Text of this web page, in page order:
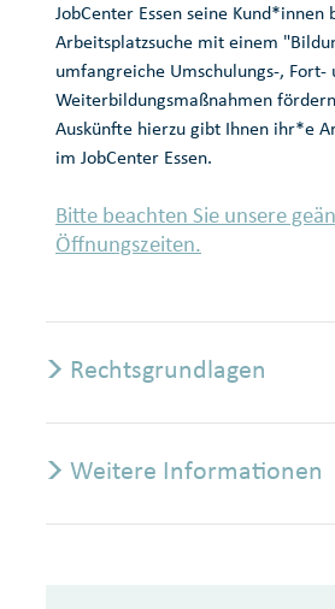
JobCenter Essen seine Kund*innen
Arbeitsplatzsuche mit einem
umfangreiche Umschulungs-, Fort-
Weiterbildungsmaßnahmen
Auskünfte hierzu gibt Ihnen ihr*e
im JobCenter Essen.
Bitte beachten Sie unsere
Öffnungszeiten.
Rechtsgrundlagen
Weitere Informationen